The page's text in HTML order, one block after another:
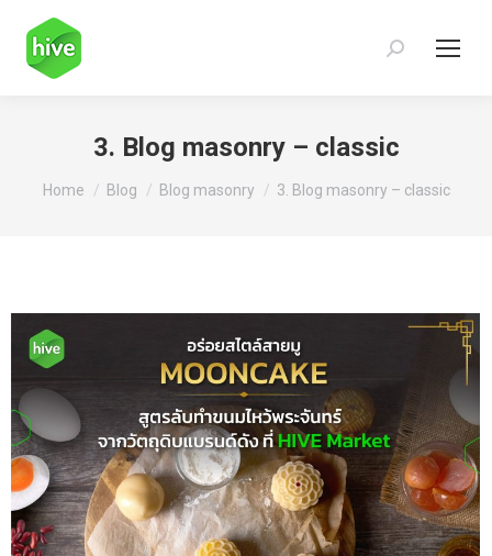
Search:
3. Blog masonry – classic
You are here:
Home Blog Blog masonry 3. Blog masonry – classic